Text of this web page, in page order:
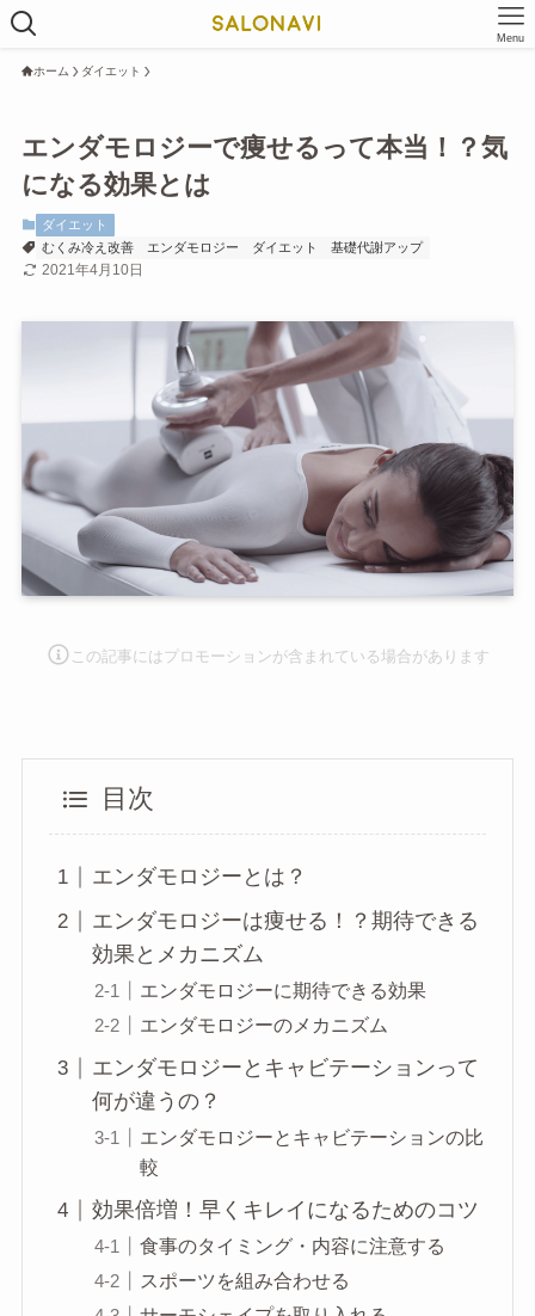
Menu
ホーム ダイエット
エンダモロジーで痩せるって本当！？気
になる効果とは
ダイエット
むくみ冷え改善
エンダモロジー ダイエット 基礎代謝アップ
2021年4月10日
この記事にはプロモーションが含まれて いる場合があります
目次
エンダモロジーとは？
エンダモロジーは痩せる！？期待できる
効果とメカニズム
エンダモロジーに期待できる効果
エンダモロジーのメカニズム
エンダモロジーとキャビテーションって
何が違うの？
エンダモロジーとキャビテーションの比
較
効果倍増！早くキレイになるためのコツ
食事のタイミング・内容に注意する
スポーツを組み合わせる